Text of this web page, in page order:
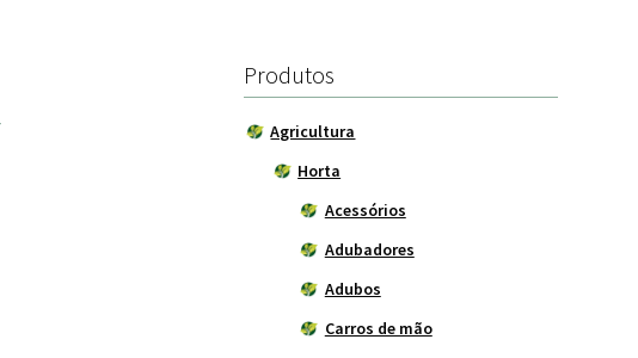
Produtos
Agricultura
Horta
Acessórios
Adubadores
Adubos
Carros de mão